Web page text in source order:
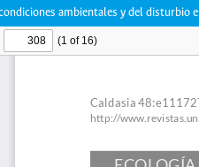
ambientales y del disturbio